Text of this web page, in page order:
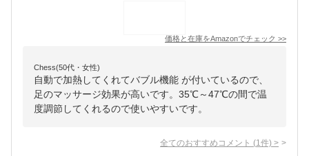
価格と在庫をAmazonでチェック >>
Chess(50代・女性)
自動で加熱してくれてバブル機能 が付いているので、
足のマッサージ効果が高いです。35℃～47℃の間で温
度調節してくれるので使いやすいです。
全てのおすすめコメント (1 件) >